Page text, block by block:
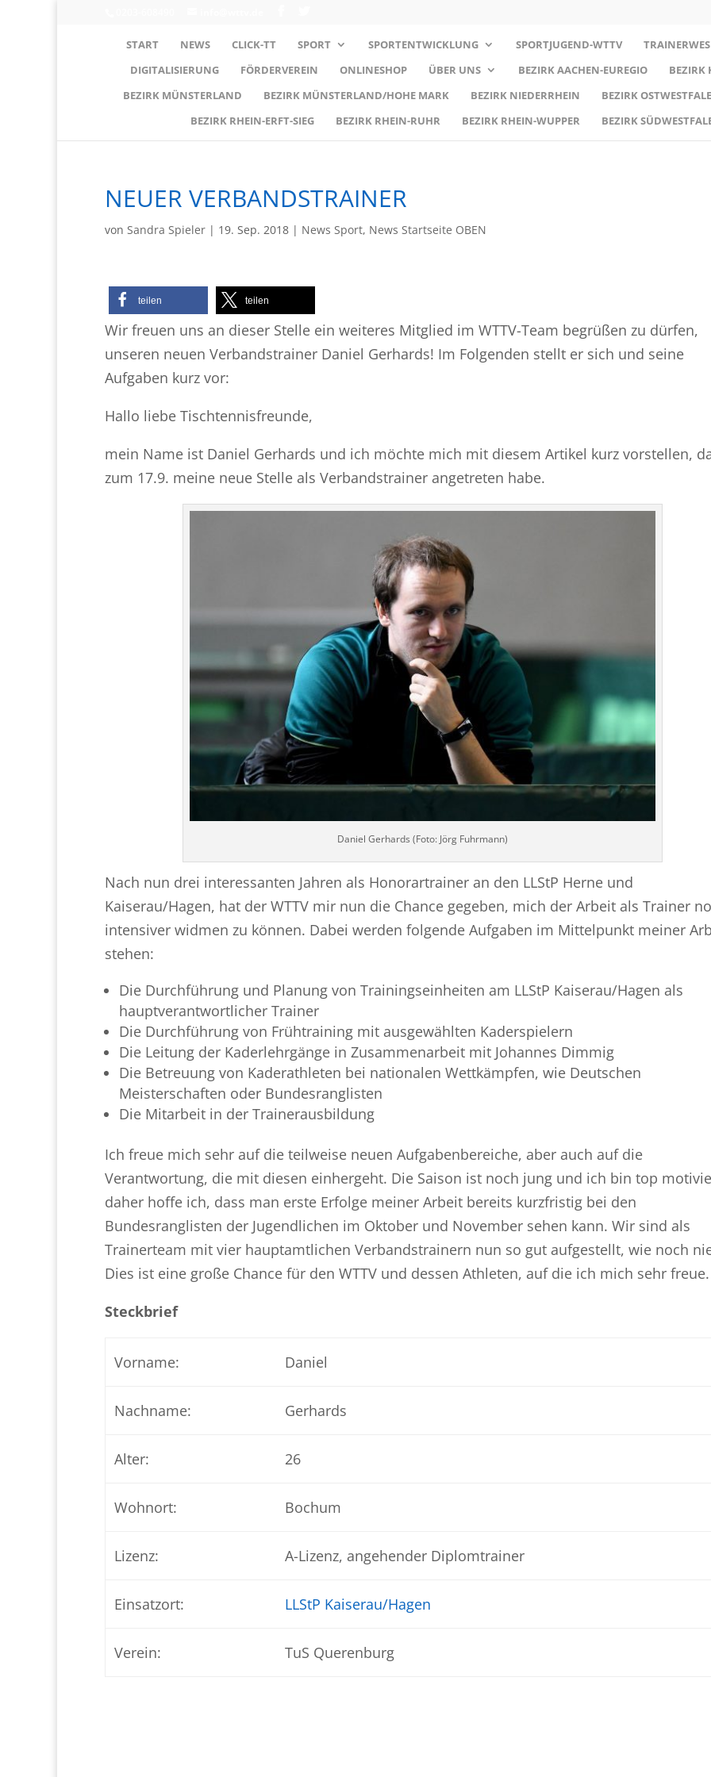
START NEWS CLICK-TT SPORT SPORTENTWICKLUNG SPORTJUGEND-WTTV
DIGITALISIERUNG
FÖRDERVEREIN ONLINESHOP ÜBER UNS BEZIRK AACHEN-EUREGIO BEZIRK
BEZIRK MÜNSTERLAND
BEZIRK MÜNSTERLAND/HOHE MARK BEZIRK NIEDERRHEIN BEZIRK
BEZIRK RHEIN-ERFT-SIEG
BEZIRK RHEIN-RUHR BEZIRK RHEIN-WUPPER BEZIRK
NEUER VERBANDSTRAINER
von Sandra Spieler | 19. Sep. 2018 | News Sport, News Startseite OBEN
teilen teilen
Wir freuen uns an dieser Stelle ein weiteres Mitglied im WTTV-Team begrüßen zu dürfen,
unseren neuen Verbandstrainer Daniel Gerhards! Im Folgenden stellt er sich und seine
Aufgaben kurz vor:
Hallo liebe Tischtennisfreunde,
mein Name ist Daniel Gerhards und ich möchte mich mit diesem Artikel kurz vorstellen,
zum 17.9. meine neue Stelle als Verbandstrainer angetreten habe.
Daniel Gerhards (Foto: Jörg Fuhrmann)
Nach nun drei interessanten Jahren als Honorartrainer an den LLStP Herne und
Kaiserau/Hagen, hat der WTTV mir nun die Chance gegeben, mich der Arbeit als Trainer
intensiver widmen zu können. Dabei werden folgende Aufgaben im Mittelpunkt meiner
stehen:
Die Durchführung und Planung von Trainingseinheiten am LLStP Kaiserau/Hagen als
hauptverantwortlicher Trainer
Die Durchführung von Frühtraining mit ausgewählten Kaderspielern
Die Leitung der Kaderlehrgänge in Zusammenarbeit mit Johannes Dimmig
Die Betreuung von Kaderathleten bei nationalen Wettkämpfen, wie Deutschen
Meisterschaften oder Bundesranglisten
Die Mitarbeit in der Trainerausbildung
Ich freue mich sehr auf die teilweise neuen Aufgabenbereiche, aber auch auf die
Verantwortung, die mit diesen einhergeht. Die Saison ist noch jung und ich bin top
daher hoffe ich, dass man erste Erfolge meiner Arbeit bereits kurzfristig bei den
Bundesranglisten der Jugendlichen im Oktober und November sehen kann. Wir sind als
Trainerteam mit vier hauptamtlichen Verbandstrainern nun so gut aufgestellt, wie noch
Dies ist eine große Chance für den WTTV und dessen Athleten, auf die ich mich sehr freue.
Steckbrief
Vorname: Daniel
Nachname: Gerhards
Alter: 26
Wohnort: Bochum
Lizenz: A-Lizenz, angehender Diplomtrainer
Einsatzort: LLStP Kaiserau/Hagen
Verein: TuS Querenburg